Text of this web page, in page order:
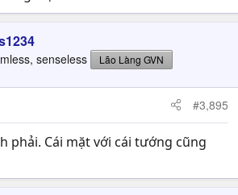
senseless Lão Làng GVN
#3,895
phải. Cái mặt với cái tướng cũng